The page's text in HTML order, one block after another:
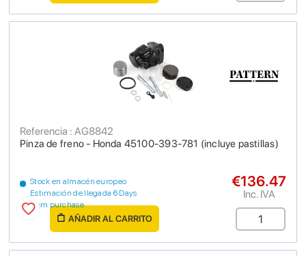
Pinza de freno - Honda 45100-393-781 (incluye pastillas)
Referencia : AG8842
Stock en almacén europeo
Estimación de llegada 6 Days
from purchase
€136.47
Inc. IVA
AÑADIR AL CARRITO